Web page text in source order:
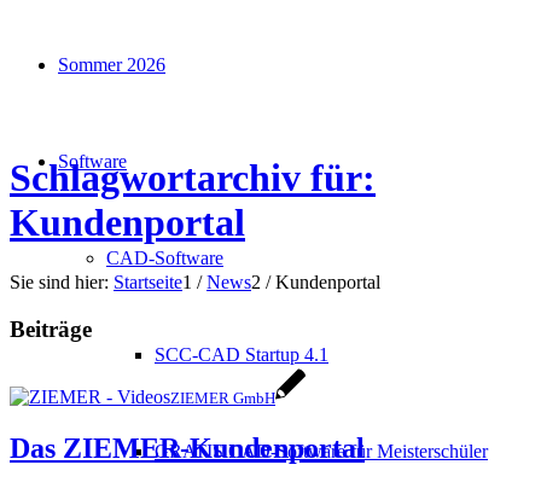
Sommer 2026
Software
CAD-Software
SCC-CAD Startup 4.1
GRATIS CAD-Software für Meisterschüler
Schlagwortarchiv für:
Kundenportal
Sie sind hier: Startseite1 / News2 / Kundenportal
Beiträge
ZIEMER GmbH
Das ZIEMER-Kundenportal